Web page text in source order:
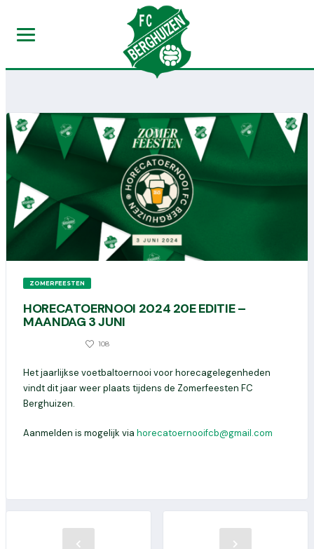
ZOMERFEESTEN
HORECATOERNOOI 2024 20E EDITIE –
MAANDAG 3 JUNI
108
Het jaarlijkse voetbaltoernooi voor horecagelegenheden
vindt dit jaar weer plaats tijdens de Zomerfeesten FC
Berghuizen.
Aanmelden is mogelijk via horecatoernooifcb@gmail.com